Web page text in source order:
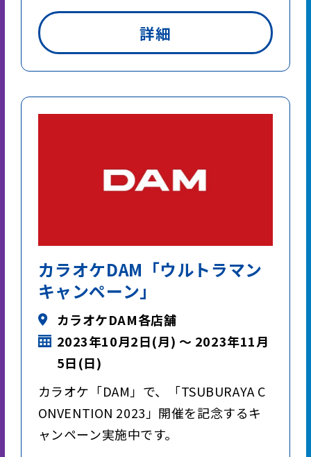
詳細
カラオケDAM「ウルトラマン
キャンペーン」
カラオケDAM各店舗
2023年10月2日(月) ～ 2023年11月
5日(日)
カラオケ「DAM」で、「TSUBURAYA C
ONVENTION 2023」開催を記念するキ
ャンペーン実施中です。